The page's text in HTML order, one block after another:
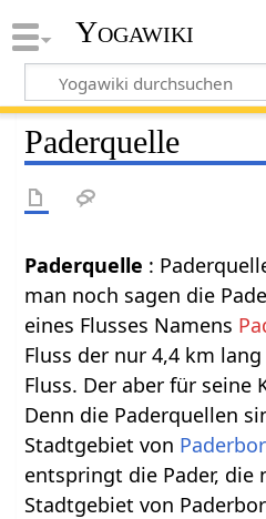
Yogawiki
Paderquelle
:
man noch sagen die
eines Flusses Namens
Fluss der nur 4,4 km
Fluss. Der aber für seine
Denn die Paderquellen
Stadtgebiet von
entspringt die Pader, die
Stadtgebiet von